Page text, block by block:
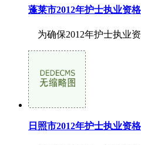
蓬莱市2012年护士执业资
为确保2012年护士执业
日照市2012年护士执业资